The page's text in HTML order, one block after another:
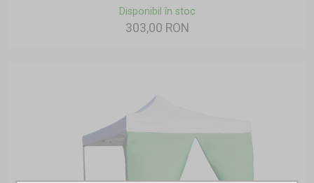
Disponibil în stoc
303,00 RON